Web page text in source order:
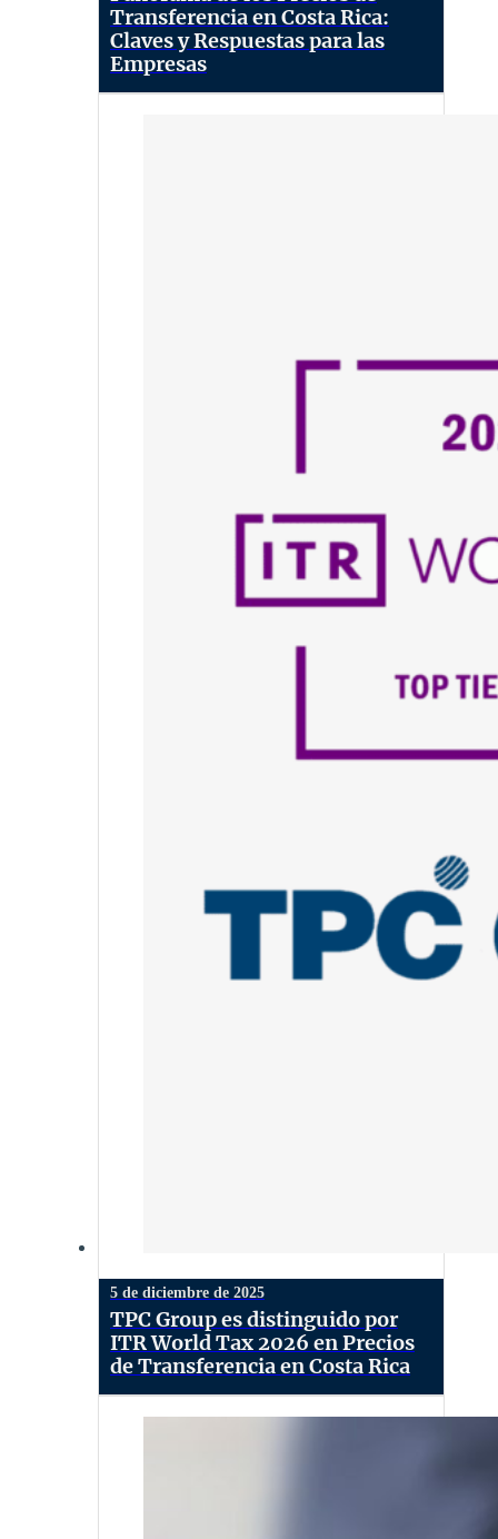
Transferencia en Costa Rica:
Claves y Respuestas para las
Empresas
5 de diciembre de 2025
TPC Group es distinguido por
ITR World Tax 2026 en Precios
de Transferencia en Costa Rica